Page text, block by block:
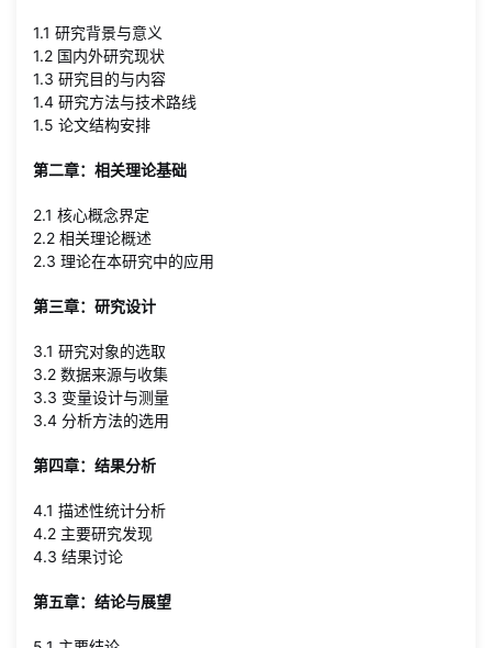
1.1 研究背景与意义
1.2 国内外研究现状
1.3 研究目的与内容
1.4 研究方法与技术路线
1.5 论文结构安排
第二章：相关理论基础
2.1 核心概念界定
2.2 相关理论概述
2.3 理论在本研究中的应用
第三章：研究设计
3.1 研究对象的选取
3.2 数据来源与收集
3.3 变量设计与测量
3.4 分析方法的选用
第四章：结果分析
4.1 描述性统计分析
4.2 主要研究发现
4.3 结果讨论
第五章：结论与展望